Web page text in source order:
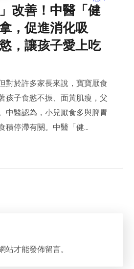
改善！中醫「健
，促進消化吸
，讓孩子愛上吃
對於許多家長來說，寶寶厭食
孩子食慾不振、面黃肌瘦，父
中醫認為，小兒厭食多與脾胃
積停滯有關。中醫「健...
站才能發佈留言。